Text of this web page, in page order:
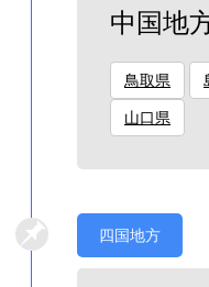
中国地
鳥取県
山口県
四国地方